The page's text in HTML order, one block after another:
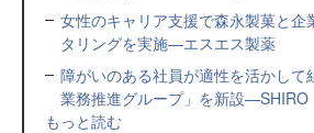
女性のキャリア支援で森永製菓と企
タリングを実施—エスエス製薬
障がいのある社員が適性を活かして
業務推進グループ」を新設—SHIRO
もっと読む